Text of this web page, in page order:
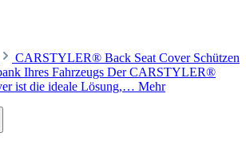
CARSTYLER® Back Seat Cover Schützen
Ihres Fahrzeugs Der CARSTYLER®
ist die ideale Lösung,… Mehr